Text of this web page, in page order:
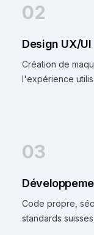
02
Design UX/UI
Création de
l'expérience
03
Code propre,
standards suisses.